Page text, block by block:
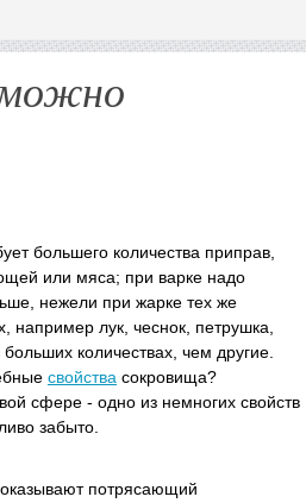
большего количества приправ,
или мяса; при варке надо
нежели при жарке тех же
например лук, чеснок, петрушка,
количествах, чем другие.
свойства сокровища?
сфере - одно из немногих свойств
забыто.
оказывают потрясающий